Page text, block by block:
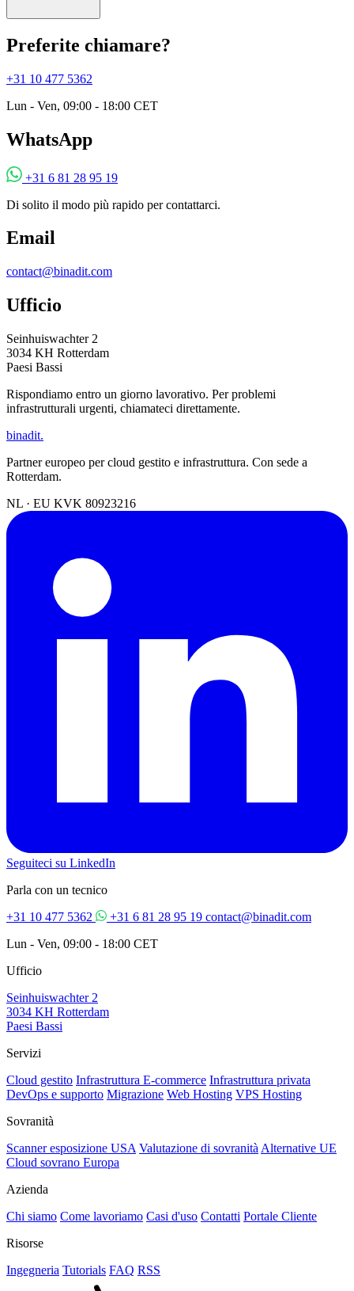
Preferite chiamare?
+31 10 477 5362
Lun - Ven, 09:00 - 18:00 CET
WhatsApp
+31 6 81 28 95 19
Di solito il modo più rapido per contattarci.
Email
contact@binadit.com
Ufficio
Seinhuiswachter 2
3034 KH Rotterdam
Paesi Bassi
Rispondiamo entro un giorno lavorativo. Per problemi
infrastrutturali urgenti, chiamateci direttamente.
binadit.
Partner europeo per cloud gestito e infrastruttura. Con sede a
Rotterdam.
NL · EU KVK 80923216
Seguiteci su LinkedIn
Parla con un tecnico
+31 10 477 5362
+31 6 81 28 95 19 contact@binadit.com
Lun - Ven, 09:00 - 18:00 CET
Ufficio
Seinhuiswachter 2
3034 KH Rotterdam
Paesi Bassi
Servizi
Cloud gestito Infrastruttura E-commerce Infrastruttura privata
DevOps e supporto Migrazione Web Hosting VPS Hosting
Sovranità
Scanner esposizione USA Valutazione di sovranità Alternative UE
Cloud sovrano Europa
Azienda
Chi siamo Come lavoriamo Casi d'uso Contatti Portale Cliente
Risorse
Ingegneria Tutorials FAQ RSS